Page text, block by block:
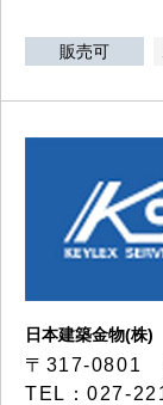
販売可
日本建築金物(株)
〒317‐0801
TEL：027-